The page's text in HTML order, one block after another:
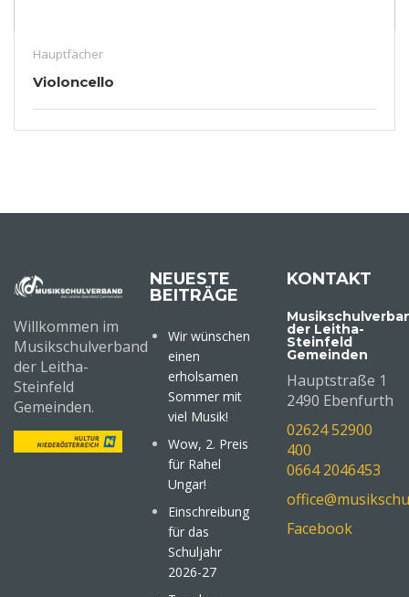
Hauptfächer
Violoncello
Willkommen im
Musikschulverband
der Leitha-
Steinfeld
Gemeinden.
NEUESTE
BEITRÄGE
Wir wünschen
einen
erholsamen
Sommer mit
viel Musik!
Wow, 2. Preis
für Rahel
Ungar!
Einschreibung
für das
Schuljahr
2026-27
KONTAKT
der Leitha-
Steinfeld
Gemeinden
Hauptstraße 1
2490 Ebenfurth
02624 52900
400
0664 2046453
Facebook